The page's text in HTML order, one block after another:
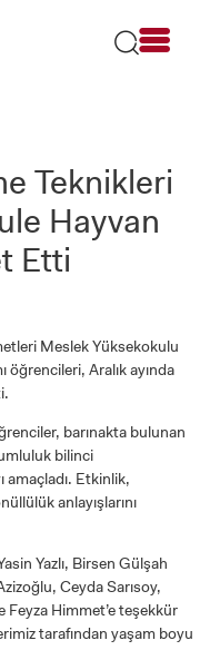
Teknikleri
Hayvan
Etti
Meslek Yüksekokulu
öğrencileri, Aralık ayında
barınakta bulunan
bilinci
amaçladı. Etkinlik,
anlayışlarını
Yazlı, Birsen Gülşah
Ceyda Sarısoy,
Himmet’e teşekkür
tarafından yaşam boyu